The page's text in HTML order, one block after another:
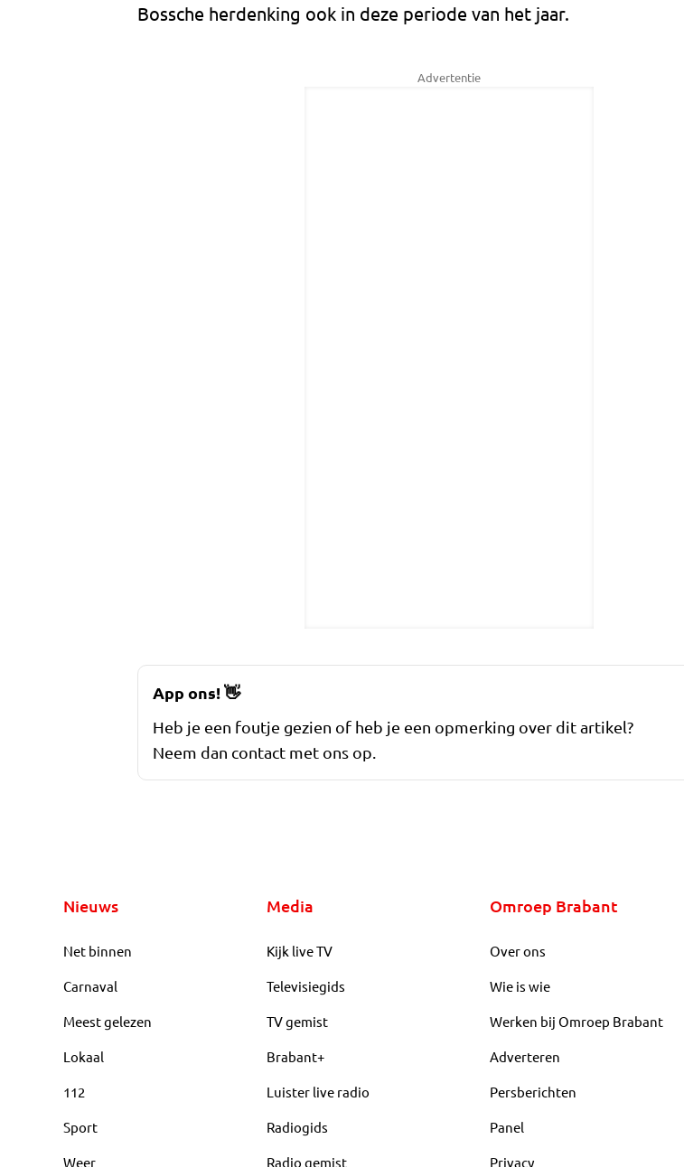
Bossche herdenking ook in deze periode van het jaar.
Advertentie
App ons!👋
Heb je een foutje gezien of heb je een opmerking over dit artikel?
Neem dan contact met ons op.
Nieuws
Net binnen
Carnaval
Meest gelezen
Lokaal
112
Sport
Weer
Media
Kijk live TV
Televisiegids
TV gemist
Brabant+
Luister live radio
Radiogids
Radio gemist
Omroep Brabant
Over ons
Wie is wie
Werken bij Omroep Brabant
Adverteren
Persberichten
Panel
Privacy